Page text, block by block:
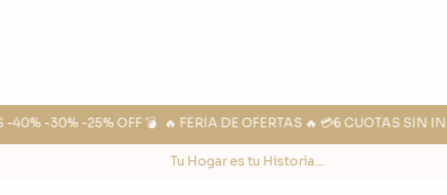
-30% -25% OFF 💣 🔥 FERIA DE OFERTAS 🔥 💳6 CUOTAS SIN
Tu Hogar es tu Historia....